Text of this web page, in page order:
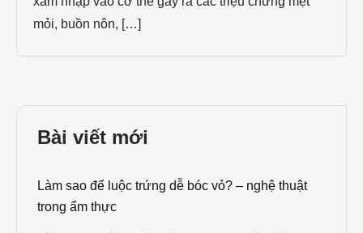
mỏi, buồn nôn, […]
Bài viết mới
Làm sao để luộc trứng dễ bóc vỏ? – nghệ thuật
trong ẩm thực